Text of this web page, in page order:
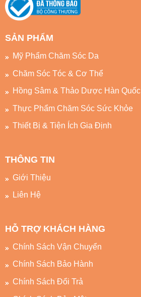
SẢN PHẨM
Mỹ Phẩm Chăm Sóc Da
Chăm Sóc Tóc & Cơ Thể
Hồng Sâm & Thảo Dược Hàn Quốc
Thực Phẩm Chăm Sóc Sức Khỏe
Thiết Bị & Tiện Ích Gia Định
THÔNG TIN
Giới Thiệu
Liên Hệ
HỖ TRỢ KHÁCH HÀNG
Chính Sách Vận Chuyển
Chính Sách Bảo Hành
Chính Sách Đổi Trả